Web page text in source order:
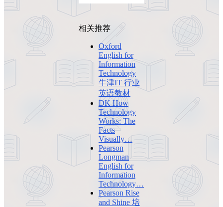
相关推荐
Oxford
English for
Information
Technology
牛津IT 行业
英语教材
DK How
Technology
Works: The
Facts
Visually…
Pearson
Longman
English for
Information
Technology…
Pearson Rise
and Shine 培